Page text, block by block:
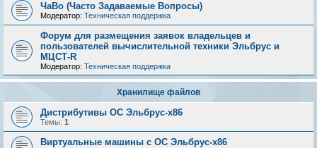
ЧаВо (Часто Задаваемые Вопросы)
Модератор: Техническая поддержка
Форум для размещения заявок владельцев и
пользователей вычислительной техники Эльбрус и
МЦСТ-R
Модератор: Техническая поддержка
Хранилище файлов
Дистрибутивы ОС Эльбрус-x86
Темы: 1
Виртуальные машины с ОС Эльбрус-x86